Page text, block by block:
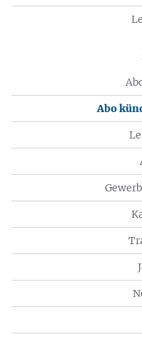
Abo